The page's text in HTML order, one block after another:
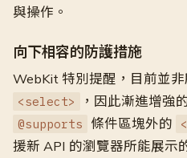
與操作。
向下相容的防護措施
WebKit 特別提醒，目前並
<select> ，因此漸進增強
@supports 條件區塊外的
援新 API 的瀏覽器所能展示